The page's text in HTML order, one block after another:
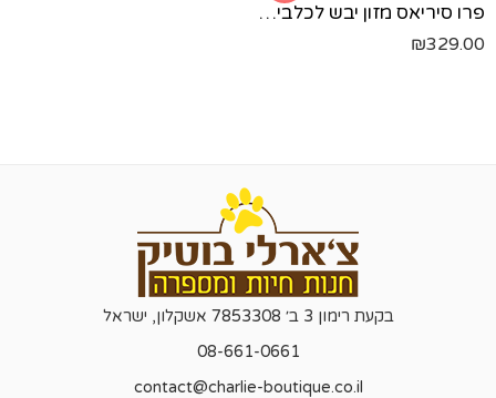
פרו סיריאס מזון יבש לכלבים בוגרים עם עודף משקל- עוף ודגים - 12.9 ק"ג
₪329.00
בקעת רימון 3 ב׳ 7853308 אשקלון, ישראל
08-661-0661
contact@charlie-boutique.co.il